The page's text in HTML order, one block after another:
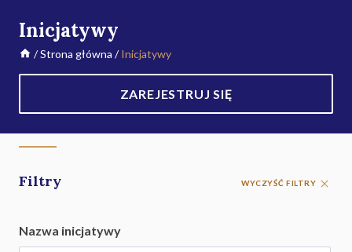
Inicjatywy
/Strona główna /Inicjatywy
ZAREJESTRUJ SIĘ
Filtry WYCZYŚĆ FILTRY
Nazwa inicjatywy